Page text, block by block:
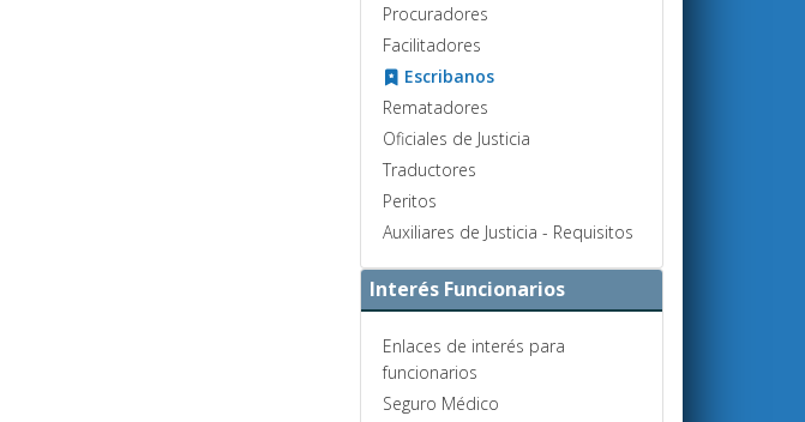
Procuradores
Facilitadores
Escribanos
Rematadores
Oficiales de Justicia
Traductores
Peritos
Auxiliares de Justicia - Requisitos
Interés Funcionarios
Enlaces de interés para
funcionarios
Seguro Médico